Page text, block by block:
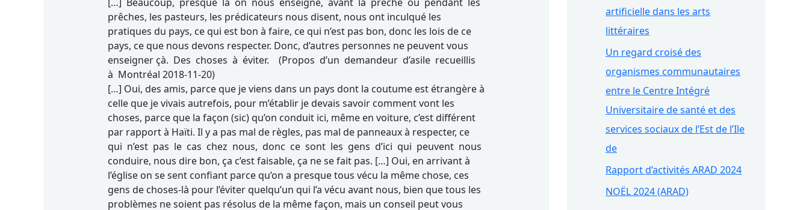
[…] Beaucoup, presque là on nous enseigne, avant la prêche ou pendant les
prêches, les pasteurs, les prédicateurs nous disent, nous ont inculqué les
pratiques du pays, ce qui est bon à faire, ce qui n’est pas bon, donc les lois de ce
pays, ce que nous devons respecter. Donc, d’autres personnes ne peuvent vous
enseigner çà. Des choses à éviter. (Propos d’un demandeur d’asile recueillis
à Montréal 2018-11-20)
[…] Oui, des amis, parce que je viens dans un pays dont la coutume est étrangère à
celle que je vivais autrefois, pour m’établir je devais savoir comment vont les
choses, parce que la façon (sic) qu’on conduit ici, même en voiture, c’est différent
par rapport à Haïti. Il y a pas mal de règles, pas mal de panneaux à respecter, ce
qui n’est pas le cas chez nous, donc ce sont les gens d’ici qui peuvent nous
conduire, nous dire bon, ça c’est faisable, ça ne se fait pas. […] Oui, en arrivant à
l’église on se sent confiant parce qu’on a presque tous vécu la même chose, ces
gens de choses-là pour l’éviter quelqu’un qui l’a vécu avant nous, bien que tous les
problèmes ne soient pas résolus de la même façon, mais un conseil peut vous
artificielle dans les arts
littéraires
Un regard croisé des
organismes communautaires
entre le Centre Intégré
Universitaire de santé et des
services sociaux de l’Est de l’Ile
de
Rapport d’activités ARAD 2024
NOËL 2024 (ARAD)